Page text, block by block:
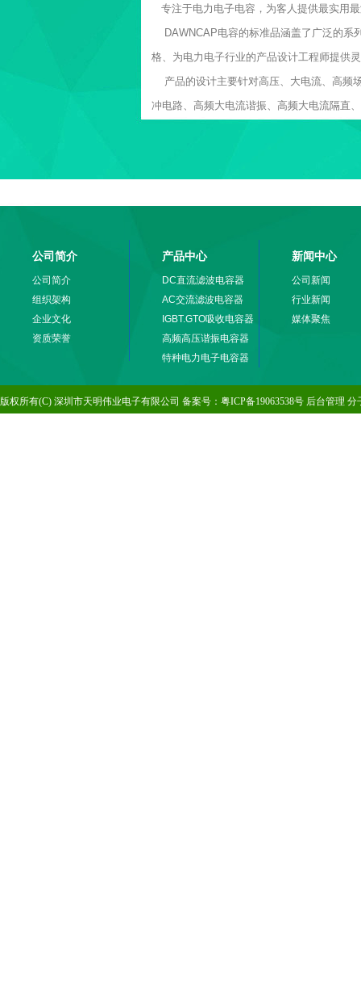
专注于电力电子电容，为客人提供最实用
DAWNCAP电容的标准品涵盖了广泛的系
格、为电力电子行业的产品设计工程师提供
产品的设计主要针对高压、大电流、高频
冲电路、高频大电流谐振、高频大电流隔直
公司简介
公司简介
组织架构
企业文化
资质荣誉
产品中心
DC直流滤波电容器
AC交流滤波电容器
IGBT.GTO吸收电容器
高频高压谐振电容器
特种电力电子电容器
新闻中心
公司新闻
行业新闻
媒体聚焦
版权所有(C) 深圳市天明伟业电子有限公司 备案号： 粤ICP备19063538号 后台管理 分